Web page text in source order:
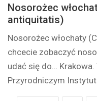
Nosorożec
antiquitatis)
Nosorożec włochaty
chcecie zobaczyć
udać się do…
Przyrodniczym